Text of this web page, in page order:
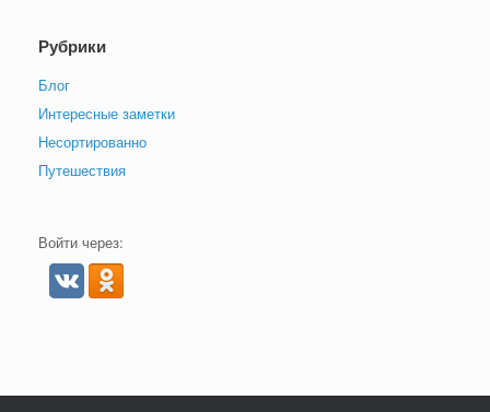
Рубрики
Блог
Интересные заметки
Несортированно
Путешествия
Войти через: